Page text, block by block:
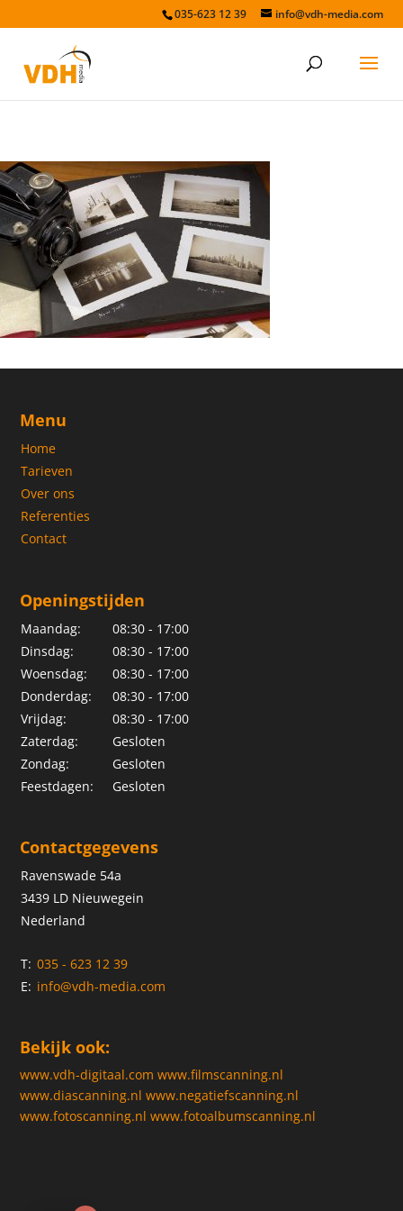
035-623 12 39 info@vdh-media.com
Fotoalbum met camera-
Menu
Home
Tarieven
Over ons
Referenties
Contact
Openingstijden
Maandag:
08:30 - 17:00
Dinsdag:
08:30 - 17:00
Woensdag:
08:30 - 17:00
Donderdag:
08:30 - 17:00
Vrijdag:
08:30 - 17:00
Zaterdag:
Gesloten
Zondag:
Gesloten
Feestdagen:
Gesloten
Contactgegevens
Ravenswade 54a
3439 LD Nieuwegein
Nederland
T: 035 - 623 12 39
E: info@vdh-media.com
Bekijk ook:
www.vdh-digitaal.com www.filmscanning.nl
www.diascanning.nl www.negatiefscanning.nl
www.fotoscanning.nl www.fotoalbumscanning.nl